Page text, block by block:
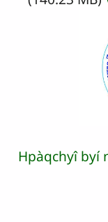
Hpàqchyî byí